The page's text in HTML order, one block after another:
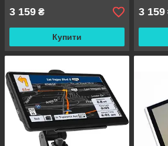
3 159 ₴
Купити
3 159